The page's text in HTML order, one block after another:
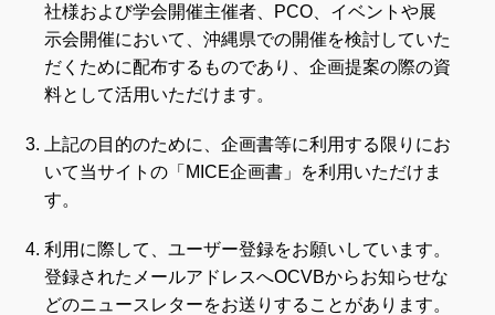
社様および学会開催主催者、PCO、イベントや展
示会開催において、沖縄県での開催を検討していた
だくために配布するものであり、企画提案の際の資
料として活用いただけます。
上記の目的のために、企画書等に利用する限りにお
いて当サイトの「MICE企画書」を利用いただけま
す。
利用に際して、ユーザー登録をお願いしています。
登録されたメールアドレスへOCVBからお知らせな
どのニュースレターをお送りすることがあります。